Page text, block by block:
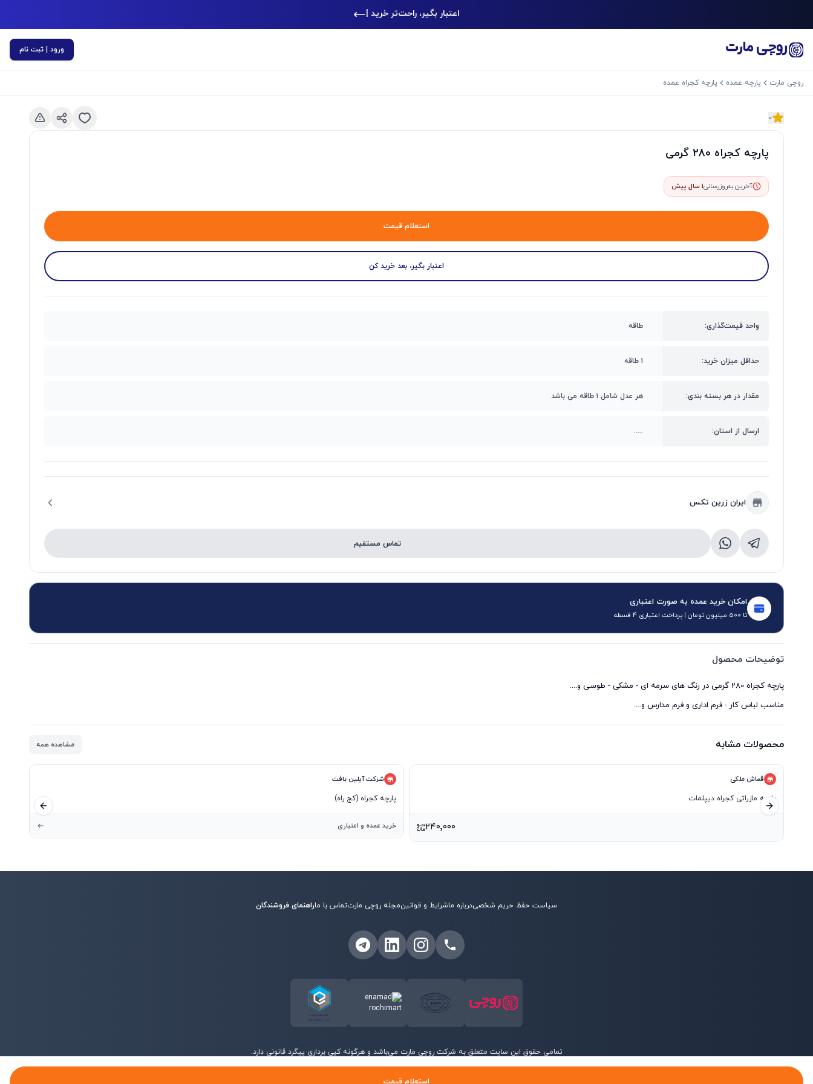
اعتبار بگیر، راحت‌تر خرید کن|
ورود | ثبت نام
روچی مارت پارچه عمده پارچه کجراه عمده
0
اسلاید بعدی
پارچه کجراه 280 گرمی
آخرین به‌روزرسانی1 سال پیش
استعلام قیمت
اعتبار بگیر، بعد خرید کن
واحد قیمت‌گذاری: طاقه
حداقل میزان خرید: ۱ طاقه
مقدار در هر بسته بندی: هر عدل شامل ۱ طاقه می باشد
ارسال از استان: .....
ایران زرین تکس
تماس مستقیم
امکان خرید عمده به صورت اعتباری
تا 500 میلیون تومان | پرداخت اعتباری 4 قسطه
توضیحات محصول
مناسب لباس کار - فرم اداری و فرم مدارس و....
محصولات مشابه مشاهده همه
شرکت آیلین بافت
پارچه کجراه (کج راه)
خرید عمده و اعتباری
قماش ملکی
پارچه مازراتی کجراه دیپلمات
۲۴۰٬۰۰۰
اسلاید قبلی اسلاید بعدی
استعلام قیمت
سیاست حفظ حریم شخصیدرباره ماشرایط و قوانینمجله روچی مارتتماس با ماراهنمای فروشندگان
تمامی حقوق این سایت متعلق به شرکت روچی مارت می‌باشد و هرگونه کپی برداری پیگرد قانونی دارد.
©
2026روچی مارت - تمامی حقوق محفوظ است.